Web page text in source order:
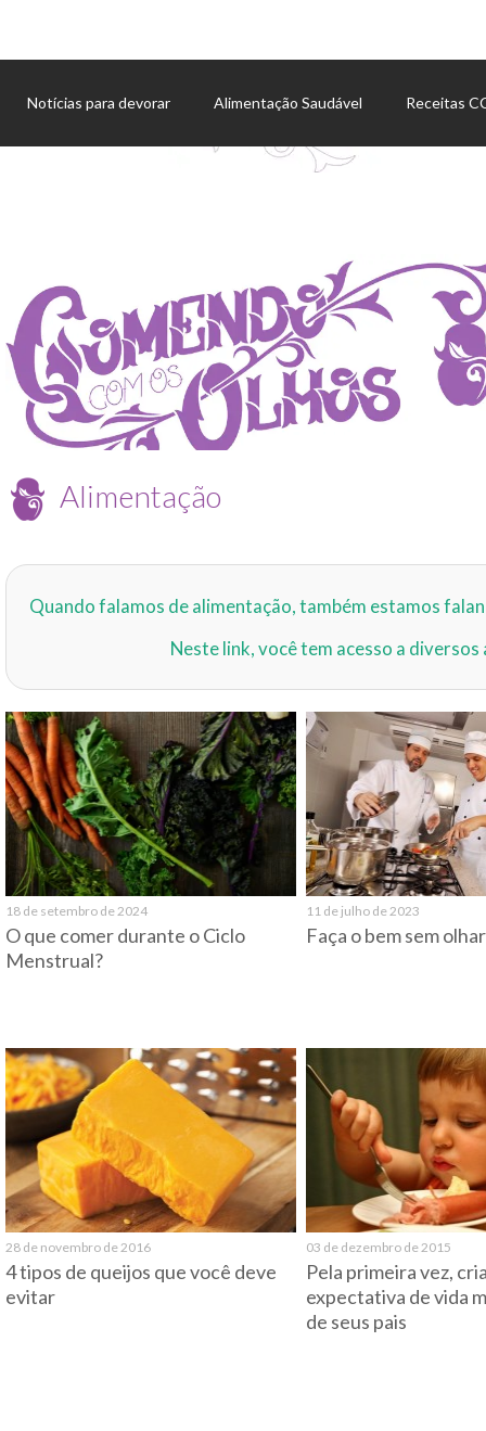
Notícias para devorar Alimentação Saudável Receitas
Alimentação
Quando falamos de alimentação, também estamos
Neste link, você tem acesso a
18 de setembro de 2024
O que comer durante o Ciclo
Menstrual?
11 de julho de 2023
Faça o bem sem
28 de novembro de 2016
4 tipos de queijos que você deve
evitar
03 de dezembro de 2015
Pela primeira vez,
expectativa de vida
de seus pais